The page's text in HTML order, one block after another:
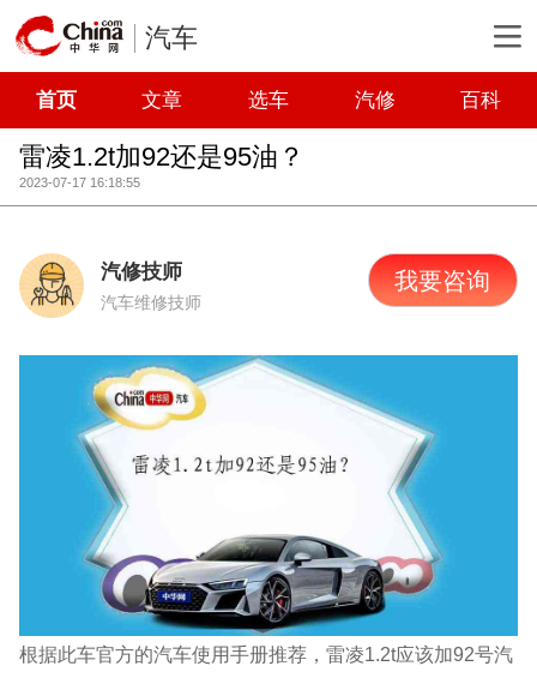
汽车
首页 文章 选车 汽修 百科
雷凌1.2t加92还是95油？
2023-07-17 16:18:55
汽修技师
汽车维修技师
我要咨询
根据此车官方的汽车使用手册推荐，雷凌1.2t应该加92号汽